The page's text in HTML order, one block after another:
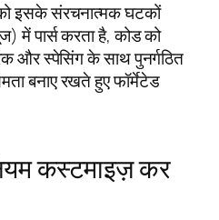
इसके संरचनात्मक घटकों
में पार्स करता है, कोड को
और स्पेसिंग के साथ पुनर्गठित
बनाए रखते हुए फॉर्मेटेड
कस्टमाइज़ कर